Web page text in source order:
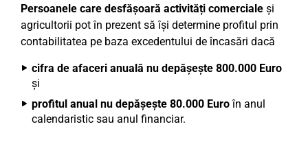
Persoanele care desfășoară activități comerciale și
agricultorii pot în prezent să își determine profitul prin
contabilitatea pe baza excedentului de încasări dacă
cifra de afaceri anuală nu depășește 800.000 Euro
și
profitul anual nu depășește 80.000 Euroîn anul
calendaristic sau anul financiar.